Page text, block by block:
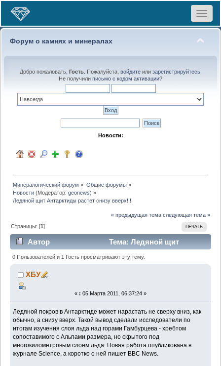
Toggle
Форум о камнях и минералах
Добро пожаловать, Гость. Пожалуйста, войдитеили зарегистрируйтесь.
Не получили письмо с кодом активации?
Новости:
Минералогический форум » Общие форумы»
Новости (Модератор:geonews) »
Ледяной щит Антарктиды растет снизу вверх!!!
« предыдущая тема следующая тема »
ПЕЧАТЬ
Страницы: [1]
Автор
Тема: Ледяной щит
Антарктиды растет снизу вверх!!! (Прочитано 2648
раз)
0 Пользователей и 1 Гость просматривают эту тему.
ХБУ
« : 05 Марта 2011, 06:37:24 »
Ледяной покров в Антарктиде может нарастать не сверху вниз, как
обычно, а снизу вверх. Такой вывод сделали исследователи по
итогам изучения слоя льда над горами Гамбурцева - хребтом
сопоставимого с Альпами размера, но скрытого под
многокилометровым слоем льда. Новая работа опубликована в
журнале Science, а коротко о ней пишет BBC News.